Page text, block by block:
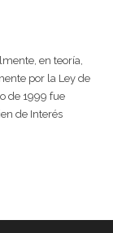
en teoría,
por la Ley de
de 1999 fue
de Interés